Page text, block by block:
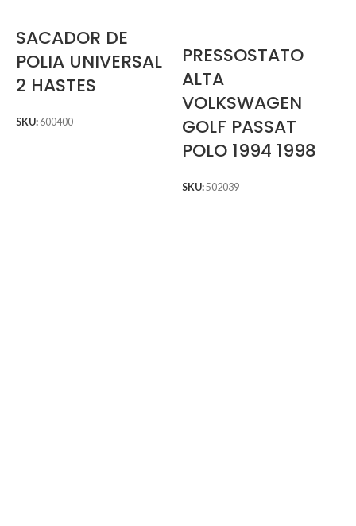
SACADOR DE
POLIA UNIVERSAL
2 HASTES
SKU: 600400
PRESSOSTATO
ALTA
VOLKSWAGEN
GOLF PASSAT
POLO 1994 1998
SKU:502039